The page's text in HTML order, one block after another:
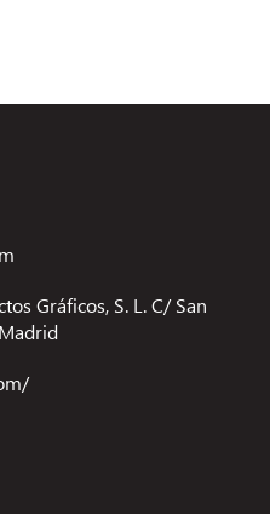
Gráficos, S. L. C/ San